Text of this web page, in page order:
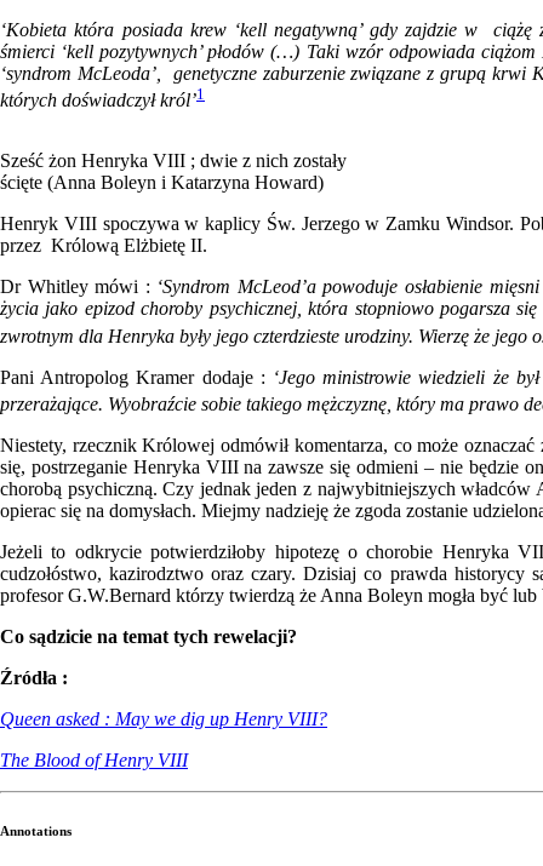
‘Kobieta która posiada krew ‘kell negatywną’ gdy zajdzie w ciążę
śmierci ‘kell pozytywnych’ płodów (…) Taki wzór odpowiada
‘syndrom McLeoda’, genetyczne zaburzenie związane z grupą
których doświadczył król’1
Sześć żon Henryka VIII ; dwie z nich zostały
ścięte (Anna Boleyn i Katarzyna Howard)
Henryk VIII spoczywa w kaplicy Św. Jerzego w Zamku Windsor.
przez Królową Elżbietę II.
Dr Whitley mówi : ‘Syndrom McLeod’a powoduje osłabienie
życia jako epizod choroby psychicznej, która stopniowo pogarsza
zwrotnym dla Henryka były jego czterdzieste urodziny. Wierzę że jego
Pani Antropolog Kramer dodaje : ‘Jego ministrowie wiedzieli że
przerażające. Wyobraźcie sobie takiego mężczyznę, który ma prawo
Niestety, rzecznik Królowej odmówił komentarza, co może
się, postrzeganie Henryka VIII na zawsze się odmieni – nie będzie
chorobą psychiczną. Czy jednak jeden z najwybitniejszych
opierac się na domysłach. Miejmy nadzieję że zgoda zostanie
Jeżeli to odkrycie potwierdziłoby hipotezę o chorobie Henryka
cudzołóstwo, kazirodztwo oraz czary. Dzisiaj co prawda historycy
profesor G.W.Bernard którzy twierdzą że Anna Boleyn mogła być lub
Co sądzicie na temat tych rewelacji?
Źródła :
Queen asked : May we dig up Henry VIII?
The Blood of Henry VIII
Annotations